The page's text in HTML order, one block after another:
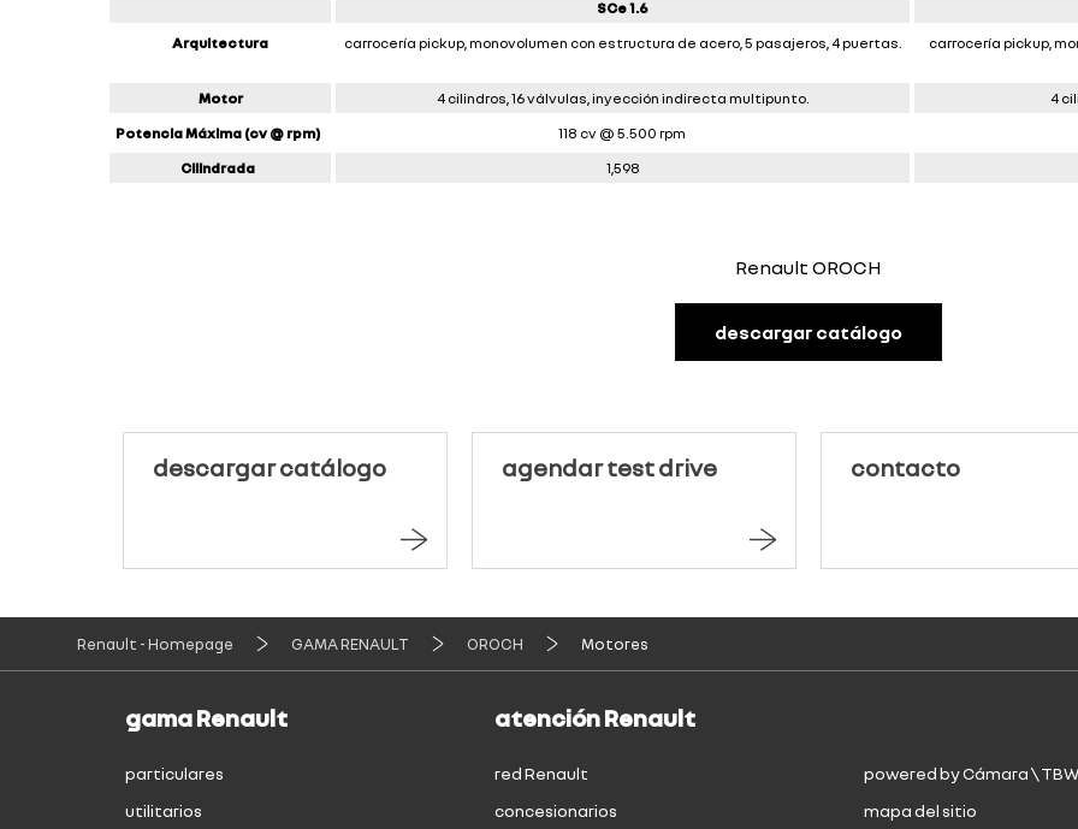
SCe 1.6
Arquitectura
carrocería pickup, monovolumen con estructura de acero, 5 pasajeros, 4 puertas. carrocería pickup,
Motor 4 cilindros, 16 válvulas, inyección indirecta multipunto.
4
Potencia Máxima (cv @ rpm)
118 cv @ 5.500 rpm
Cilindrada
1,598
Renault OROCH
descargar catálogo
descargar catálogo agendar test drive contacto